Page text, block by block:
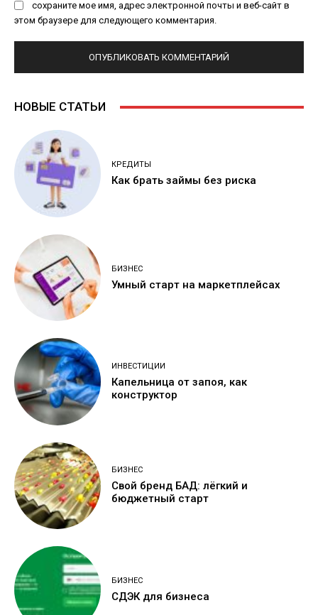
сохраните мое имя, адрес электронной почты и веб-сайт в
этом браузере для следующего комментария.
НОВЫЕ СТАТЬИ
КРЕДИТЫ
Как брать займы без риска
БИЗНЕС
Умный старт на маркетплейсах
ИНВЕСТИЦИИ
Капельница от запоя, как
конструктор
БИЗНЕС
Свой бренд БАД: лёгкий и
бюджетный старт
БИЗНЕС
СДЭК для бизнеса